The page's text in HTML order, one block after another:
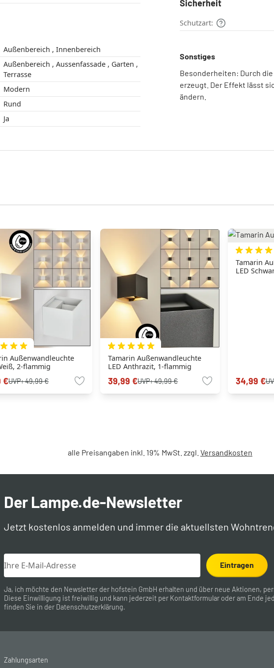
Außenbereich , Innenbereich
Außenbereich , Aussenfassade , Garten ,
Terrasse
Modern
Rund
Ja
Sicherheit
Schutzart:
Sonstiges
Besonderheiten: Durch
erzeugt. Der Effekt lässt
ändern.
Außenwandleuchte
2-flammig
€UVP:49,99 €
Tamarin Außenwandleuchte
LED Anthrazit, 1-flammig
39,99 €UVP:49,99 €
Tamarin
LED
34,99 €
alle Preisangaben inkl. 19% MwSt. zzgl. Versandkosten
Der Lampe.de-Newsletter
Jetzt kostenlos anmelden und immer die aktuellsten
Eintragen
Ja, ich möchte den Newsletter der hofstein GmbH erhalten und über neue Aktionen,
Diese Einwilligung ist freiwillig und kann jederzeit per Kontaktformular oder am Ende
finden Sie in der Datenschutzerklärung.
Zahlungsarten